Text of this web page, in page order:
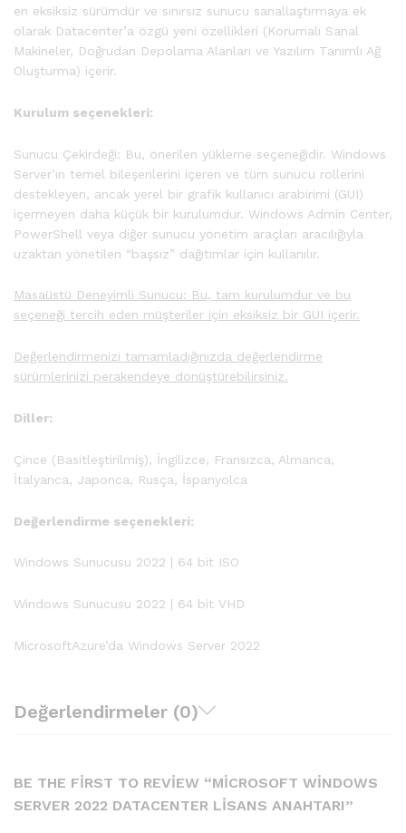
en eksiksiz sürümdür ve sınırsız sunucu sanallaştırmaya ek
olarak Datacenter’a özgü yeni özellikleri (Korumalı Sanal
Makineler, Doğrudan Depolama Alanları ve Yazılım Tanımlı Ağ
Oluşturma) içerir.
Kurulum seçenekleri:
Sunucu Çekirdeği: Bu, önerilen yükleme seçeneğidir. Windows
Server’ın temel bileşenlerini içeren ve tüm sunucu rollerini
destekleyen, ancak yerel bir grafik kullanıcı arabirimi (GUI)
içermeyen daha küçük bir kurulumdur. Windows Admin Center,
PowerShell veya diğer sunucu yönetim araçları aracılığıyla
uzaktan yönetilen “başsız” dağıtımlar için kullanılır.
Masaüstü Deneyimli Sunucu: Bu, tam kurulumdur ve bu
seçeneği tercih eden müşteriler için eksiksiz bir GUI içerir.
Değerlendirmenizi tamamladığınızda değerlendirme
sürümlerinizi perakendeye dönüştürebilirsiniz.
Diller:
Çince (Basitleştirilmiş), İngilizce, Fransızca, Almanca,
İtalyanca, Japonca, Rusça, İspanyolca
Değerlendirme seçenekleri:
Windows Sunucusu 2022 | 64 bit ISO
Windows Sunucusu 2022 | 64 bit VHD
MicrosoftAzure’da Windows Server 2022
Değerlendirmeler (0)
BE THE FIRST TO REVIEW “MICROSOFT WINDOWS
SERVER 2022 DATACENTER LISANS ANAHTARI”